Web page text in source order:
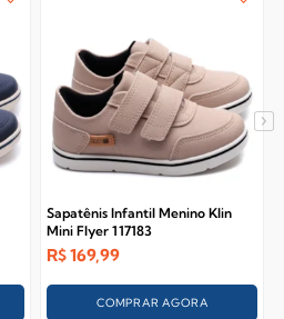
Sapatênis Infantil Menino Klin
Mini Flyer 117183
R$169,99
COMPRAR AGORA